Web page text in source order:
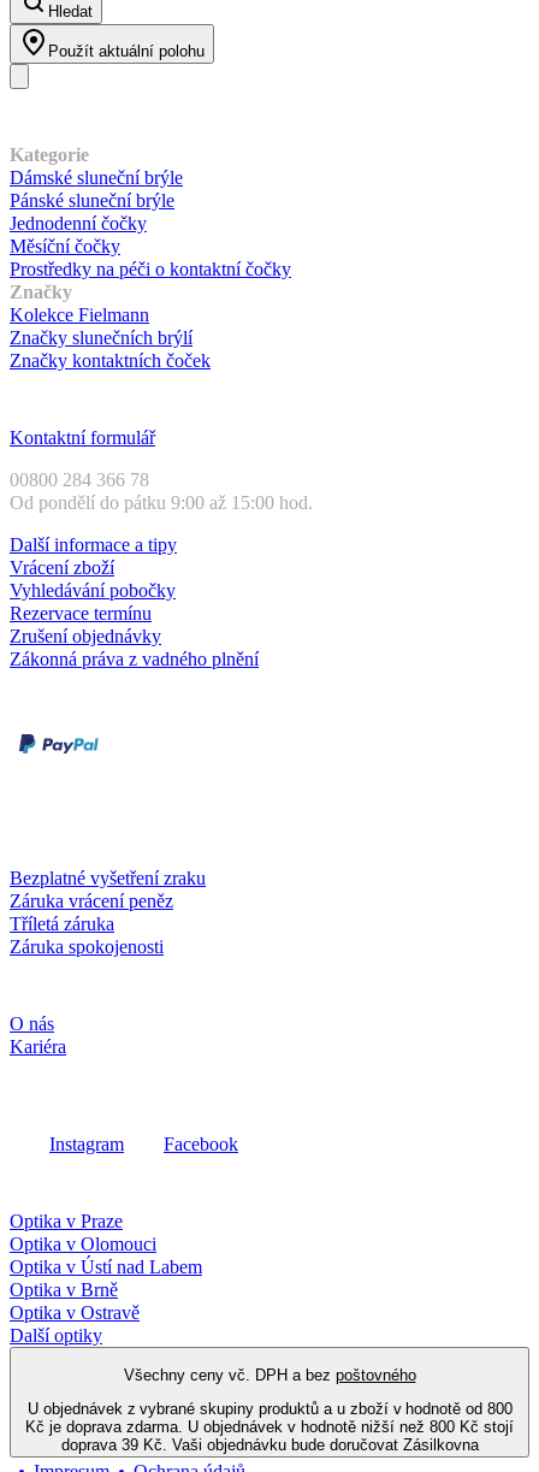
Hledat
Použít aktuální polohu
Kategorie
Dámské sluneční brýle
Pánské sluneční brýle
Jednodenní čočky
Měsíční čočky
Prostředky na péči o kontaktní čočky
Značky
Kolekce Fielmann
Značky slunečních brýlí
Značky kontaktních čoček
Kontaktní formulář
00800 284 366 78
Od pondělí do pátku 9:00 až 15:00 hod.
Další informace a tipy
Vrácení zboží
Vyhledávání pobočky
Rezervace termínu
Zrušení objednávky
Zákonná práva z vadného plnění
Bezplatné vyšetření zraku
Záruka vrácení peněz
Tříletá záruka
Záruka spokojenosti
O nás
Kariéra
Instagram Facebook
Optika v Praze
Optika v Olomouci
Optika v Ústí nad Labem
Optika v Brně
Optika v Ostravě
Další optiky
Všechny ceny vč. DPH a bez poštovného
U objednávek z vybrané skupiny produktů a u zboží v hodnotě od 800
Kč je doprava zdarma. U objednávek v hodnotě nižší než 800 Kč stojí
doprava 39 Kč. Vaši objednávku bude doručovat Zásilkovna